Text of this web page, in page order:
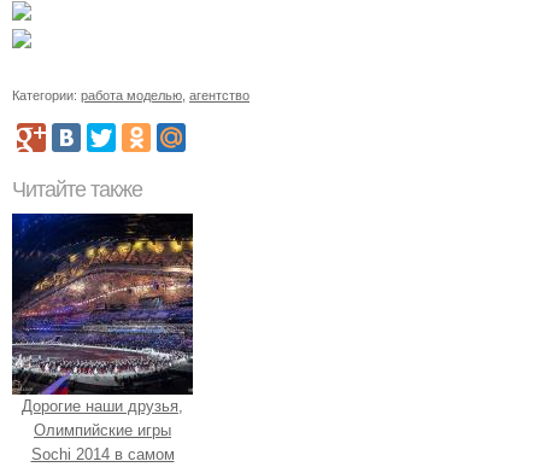
Категории: работа моделью агентство
Читайте также
Дорогие наши друзья,
Олимпийские игры
Sochi 2014 в самом